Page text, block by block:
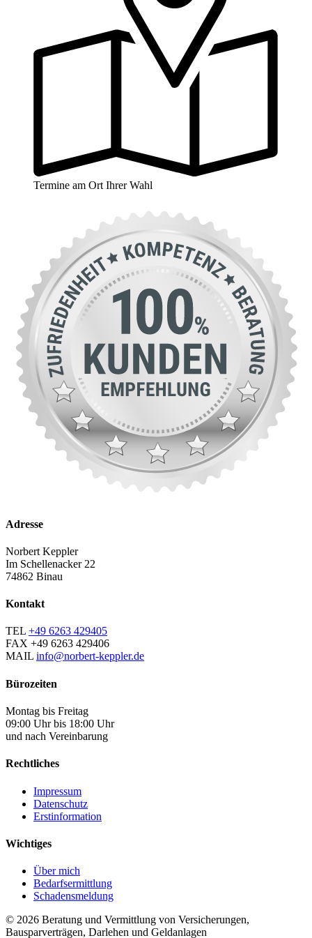
Termine am Ort Ihrer Wahl
Adresse
Norbert Keppler
Im Schellenacker 22
74862 Binau
Kontakt
TEL +49 6263 429405
FAX +49 6263 429406
MAIL info@norbert-keppler.de
Bürozeiten
Montag bis Freitag
09:00 Uhr bis 18:00 Uhr
und nach Vereinbarung
Rechtliches
Impressum
Datenschutz
Erstinformation
Wichtiges
Über mich
Bedarfsermittlung
Schadensmeldung
© 2026 Beratung und Vermittlung von Versicherungen,
Bausparverträgen, Darlehen und Geldanlagen